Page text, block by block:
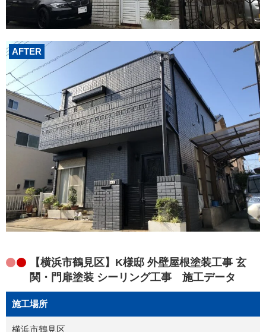
AFTER
【横浜市鶴見区】K様邸 外壁屋根塗装工事 玄
関・門扉塗装 シーリング工事 施工データ
施工場所
横浜市鶴見区